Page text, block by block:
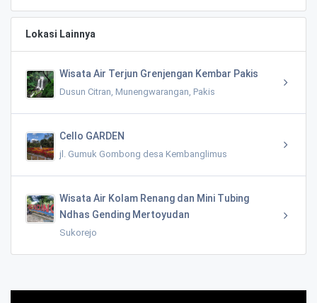
Lokasi Lainnya
Wisata Air Terjun Grenjengan Kembar Pakis
Dusun Citran, Munengwarangan, Pakis
Cello GARDEN
jl. Gumuk Gombong desa Kembanglimus
Wisata Air Kolam Renang dan Mini Tubing
Ndhas Gending Mertoyudan
Sukorejo